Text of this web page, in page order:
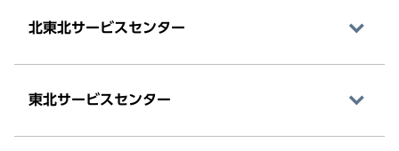
北東北サービスセンター
東北サービスセンター